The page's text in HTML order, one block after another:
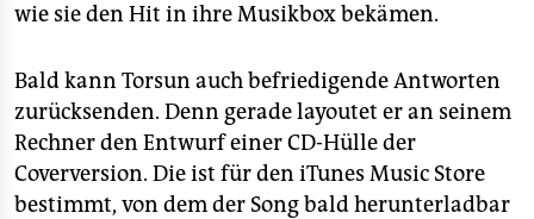
wie sie den Hit in ihre Musikbox bekämen.
Bald kann Torsun auch befriedigende Antworten
zurücksenden. Denn gerade layoutet er an seinem
Rechner den Entwurf einer CD-Hülle der
Coverversion. Die ist für den iTunes Music Store
bestimmt, von dem der Song bald herunterladbar